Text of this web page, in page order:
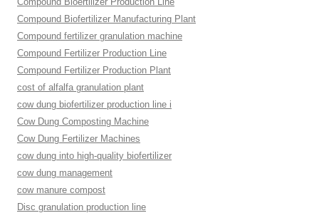
Compound Biofertilizer Manufacturing Plant
Compound fertilizer granulation machine
Compound Fertilizer Production Line
Compound Fertilizer Production Plant
cost of alfalfa granulation plant
cow dung biofertilizer production line i
Cow Dung Composting Machine
Cow Dung Fertilizer Machines
cow dung into high-quality biofertilizer
cow dung management
cow manure compost
Disc granulation production line